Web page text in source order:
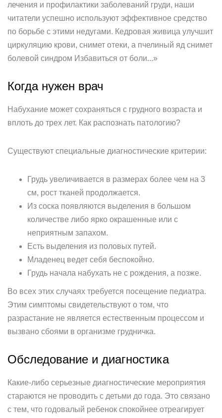
лечения и профилактики заболеваний груди, наши
читатели успешно используют эффективное средство
по борьбе с этими недугами. Кедровая живица улучшит
циркуляцию крови, снимет отеки, а пчелиный яд снимет
болевой синдром Избавиться от боли...»
Когда нужен врач
Набухание может сохраняться с грудного возраста и
вплоть до трех лет. Как распознать патологию?
Существуют специальные диагностические критерии:
Грудь увеличивается в размерах более чем на 3
см, рост тканей продолжается.
Из соска появляются выделения в большом
количестве либо ярко окрашенные или с
неприятным запахом.
Есть выделения из половых путей.
Младенец ведет себя беспокойно.
Грудь начала набухать не с рождения, а позже.
Во всех этих случаях требуется посещение педиатра.
Этим симптомы свидетельствуют о том, что
разрастание не является естественным процессом и
вызвано сбоями в организме грудничка.
Обследование и диагностика
Какие-либо серьезные диагностические мероприятия
стараются не проводить с детьми до года. Это связано
с тем, что годовалый ребенок спокойнее отреагирует